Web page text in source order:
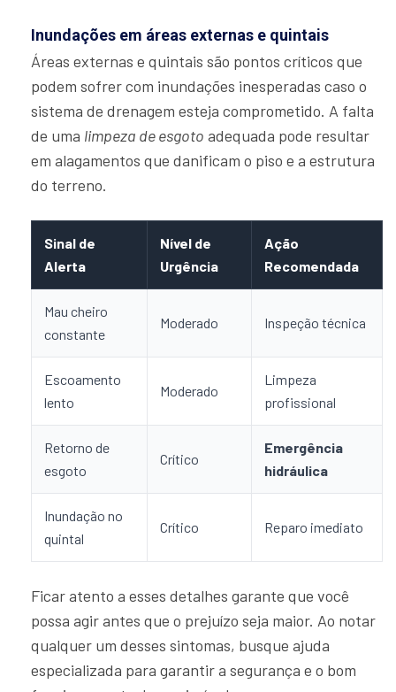
Inundações em áreas externas e quintais
Áreas externas e quintais são pontos críticos que
podem sofrer com inundações inesperadas caso o
sistema de drenagem esteja comprometido. A falta
de uma limpeza de esgoto adequada pode resultar
em alagamentos que danificam o piso e a estrutura
do terreno.
Sinal de
Alerta
Nível de
Urgência
Ação
Recomendada
Mau cheiro
constante
Moderado Inspeção técnica
Escoamento
lento
Moderado
Limpeza
profissional
Retorno de
esgoto
Crítico
Emergência
hidráulica
Inundação no
quintal
Crítico Reparo imediato
Ficar atento a esses detalhes garante que você
possa agir antes que o prejuízo seja maior. Ao notar
qualquer um desses sintomas, busque ajuda
especializada para garantir a segurança e o bom